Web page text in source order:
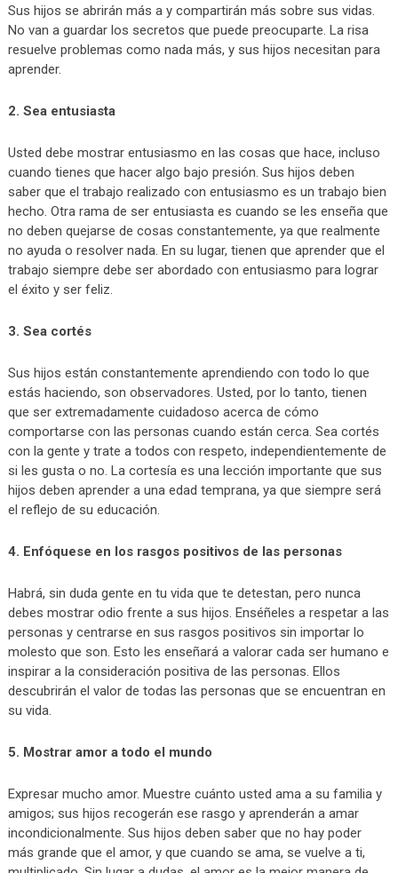
Sus hijos se abrirán más a y compartirán más sobre sus vidas.
No van a guardar los secretos que puede preocuparte. La risa
resuelve problemas como nada más, y sus hijos necesitan para
aprender.
2. Sea entusiasta
Usted debe mostrar entusiasmo en las cosas que hace, incluso
cuando tienes que hacer algo bajo presión. Sus hijos deben
saber que el trabajo realizado con entusiasmo es un trabajo bien
hecho. Otra rama de ser entusiasta es cuando se les enseña que
no deben quejarse de cosas constantemente, ya que realmente
no ayuda o resolver nada. En su lugar, tienen que aprender que el
trabajo siempre debe ser abordado con entusiasmo para lograr
el éxito y ser feliz.
3. Sea cortés
Sus hijos están constantemente aprendiendo con todo lo que
estás haciendo, son observadores. Usted, por lo tanto, tienen
que ser extremadamente cuidadoso acerca de cómo
comportarse con las personas cuando están cerca. Sea cortés
con la gente y trate a todos con respeto, independientemente de
si les gusta o no. La cortesía es una lección importante que sus
hijos deben aprender a una edad temprana, ya que siempre será
el reflejo de su educación.
4. Enfóquese en los rasgos positivos de las personas
Habrá, sin duda gente en tu vida que te detestan, pero nunca
debes mostrar odio frente a sus hijos. Enséñeles a respetar a las
personas y centrarse en sus rasgos positivos sin importar lo
molesto que son. Esto les enseñará a valorar cada ser humano e
inspirar a la consideración positiva de las personas. Ellos
descubrirán el valor de todas las personas que se encuentran en
su vida.
5. Mostrar amor a todo el mundo
Expresar mucho amor. Muestre cuánto usted ama a su familia y
amigos; sus hijos recogerán ese rasgo y aprenderán a amar
incondicionalmente. Sus hijos deben saber que no hay poder
más grande que el amor, y que cuando se ama, se vuelve a ti,